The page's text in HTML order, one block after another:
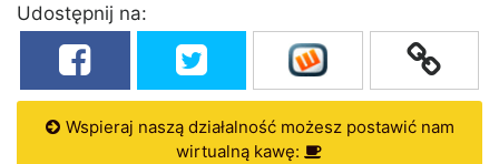
Udostępnij na:
Wspieraj naszą działalność możesz postawić nam
wirtualną kawę: